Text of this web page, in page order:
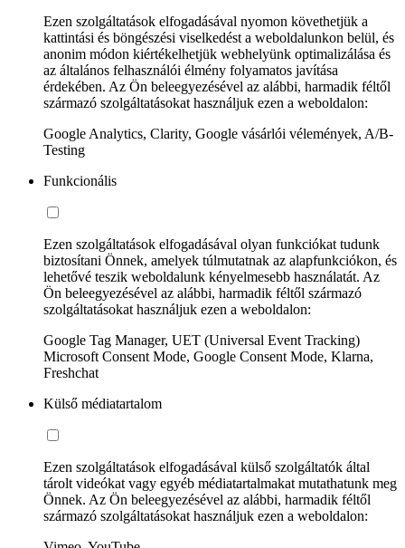
Ezen szolgáltatások elfogadásával nyomon követhetjük a
kattintási és böngészési viselkedést a weboldalunkon belül, és
anonim módon kiértékelhetjük webhelyünk optimalizálása és
az általános felhasználói élmény folyamatos javítása
érdekében. Az Ön beleegyezésével az alábbi, harmadik féltől
származó szolgáltatásokat használjuk ezen a weboldalon:
Google Analytics, Clarity, Google vásárlói vélemények, A/B-
Testing
Funkcionális
Ezen szolgáltatások elfogadásával olyan funkciókat tudunk
biztosítani Önnek, amelyek túlmutatnak az alapfunkciókon, és
lehetővé teszik weboldalunk kényelmesebb használatát. Az
Ön beleegyezésével az alábbi, harmadik féltől származó
szolgáltatásokat használjuk ezen a weboldalon:
Google Tag Manager, UET (Universal Event Tracking)
Microsoft Consent Mode, Google Consent Mode, Klarna,
Freshchat
Külső médiatartalom
Ezen szolgáltatások elfogadásával külső szolgáltatók által
tárolt videókat vagy egyéb médiatartalmakat mutathatunk meg
Önnek. Az Ön beleegyezésével az alábbi, harmadik féltől
származó szolgáltatásokat használjuk ezen a weboldalon: